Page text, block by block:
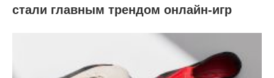
стали главным трендом онлайн-игр